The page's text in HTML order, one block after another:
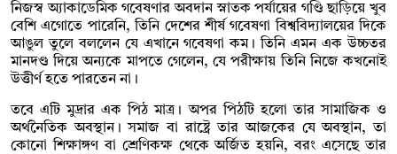
নিজস্ব অ্যাকাডেমিক গবেষণার অবদান স্নাতক পর্যায়ের গণ্ডি ছাড়িয়ে খুব
বেশি এগোতে পারেনি, তিনি দেশের শীর্ষ গবেষণা বিশ্ববিদ্যালয়ের দিকে
আঙুল তুলে বললেন যে এখানে গবেষণা কম। তিনি এমন এক উচ্চতর
মানদণ্ড দিয়ে অন্যকে মাপতে গেলেন, যে পরীক্ষায় তিনি নিজে কখনোই
উত্তীর্ণ হতে পারতেন না।
তবে এটি মুদ্রার এক পিঠ মাত্র। অপর পিঠটি হলো তার সামাজিক ও
অর্থনৈতিক অবস্থান। সমাজ বা রাষ্ট্রে তার আজকের যে অবস্থান, তা
কোনো শিক্ষাঙ্গণ বা শ্রেণিকক্ষ থেকে অর্জিত হয়নি, বরং এসেছে তার